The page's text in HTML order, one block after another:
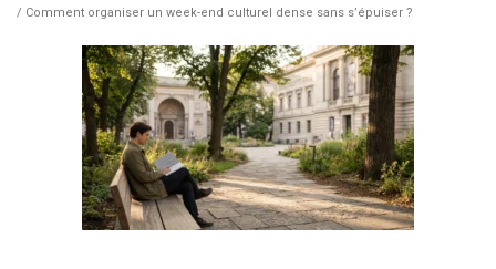
/ Comment organiser un week-end culturel dense sans s’épuiser ?